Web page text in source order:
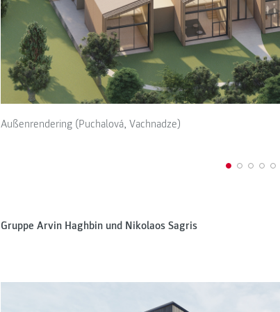
Außenrendering (Puchalová, Vachnadze)
Gruppe Arvin Haghbin und Nikolaos Sagris